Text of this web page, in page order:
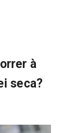
à
seca?